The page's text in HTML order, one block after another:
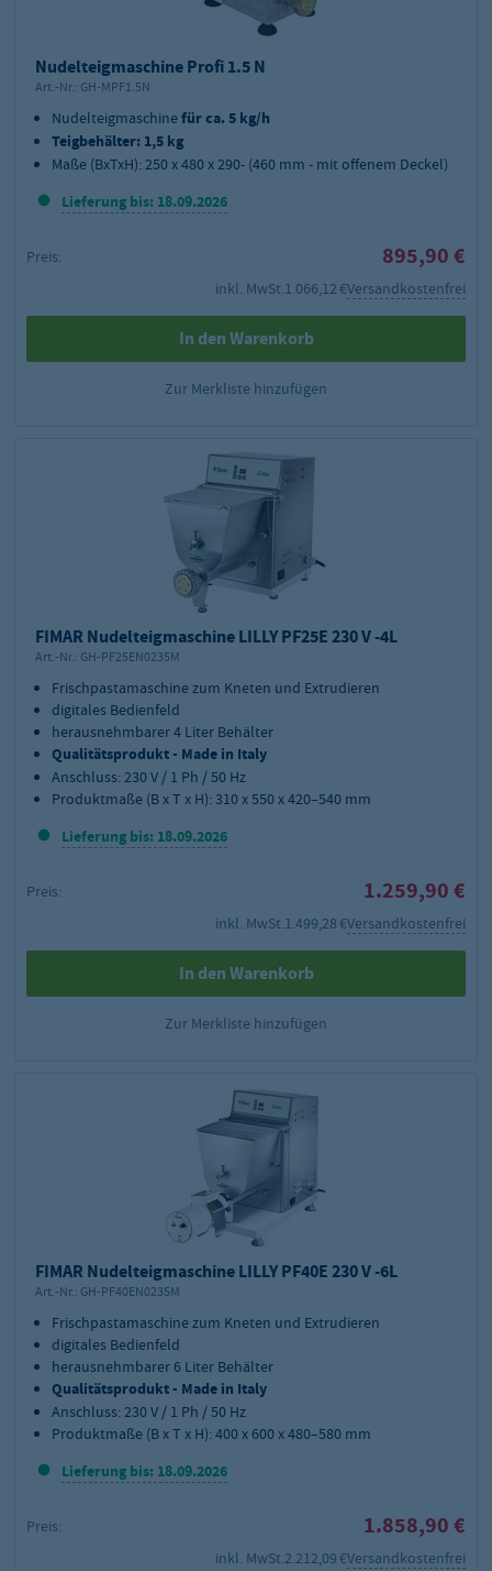
Nudelteigmaschine Profi 1.5 N
Art.-Nr.: GH-MPF1.5N
Nudelteigmaschinefür ca. 5 kg/h
Teigbehälter: 1,5 kg
Maße (BxTxH): 250 x 480 x 290- (460 mm - mit offenem Deckel)
Lieferung bis: 18.09.2026
Preis: 895,90 €
inkl. MwSt.1.066,12 €Versandkostenfrei
In den Warenkorb
Zur Merkliste hinzufügen
FIMAR Nudelteigmaschine LILLY PF25E 230 V -4L
Art.-Nr.: GH-PF25EN0235M
Frischpastamaschine zum Kneten und Extrudieren
digitales Bedienfeld
herausnehmbarer 4 Liter Behälter
Qualitätsprodukt - Made in Italy
Anschluss: 230 V / 1 Ph / 50 Hz
Produktmaße (B x T x H): 310 x 550 x 420–540 mm
Lieferung bis: 18.09.2026
Preis: 1.259,90 €
inkl. MwSt.1.499,28 €Versandkostenfrei
In den Warenkorb
Zur Merkliste hinzufügen
FIMAR Nudelteigmaschine LILLY PF40E 230 V -6L
Art.-Nr.: GH-PF40EN0235M
Frischpastamaschine zum Kneten und Extrudieren
digitales Bedienfeld
herausnehmbarer 6 Liter Behälter
Qualitätsprodukt - Made in Italy
Anschluss: 230 V / 1 Ph / 50 Hz
Produktmaße (B x T x H): 400 x 600 x 480–580 mm
Lieferung bis: 18.09.2026
Preis: 1.858,90 €
inkl. MwSt.2.212,09 €Versandkostenfrei